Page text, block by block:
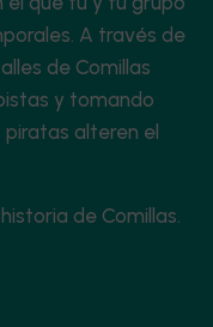
A través de
de Comillas
y tomando
alteren el
de Comillas.